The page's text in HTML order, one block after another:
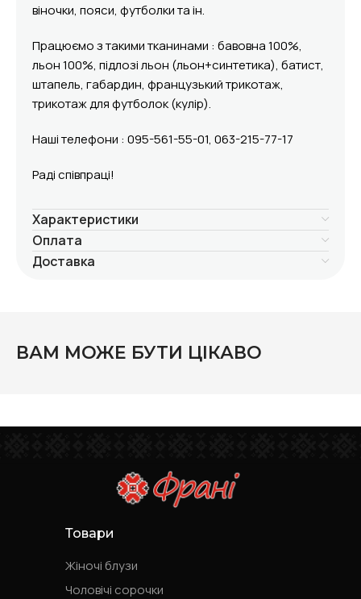
віночки, пояси, футболки та ін.
Працюємо з такими тканинами : бавовна 100%,
льон 100%, підлозі льон (льон+синтетика), батист,
штапель, габардин, французький трикотаж,
трикотаж для футболок (кулір).
Наші телефони : 095-561-55-01, 063-215-77-17
Раді співпраці!
Характеристики
Оплата
Доставка
ВАМ МОЖЕ БУТИ ЦІКАВО
Товари
Жіночі блузи
Чоловічі сорочки